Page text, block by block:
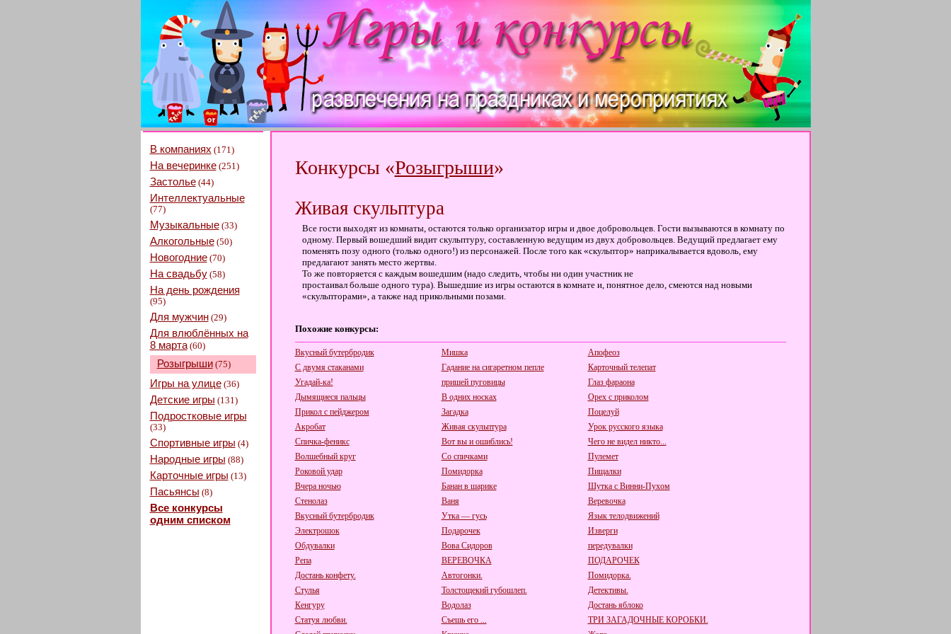
В компаниях (171)
На вечеринке(251)
Застолье(44)
Интеллектуальные
(77)
Музыкальные(33)
Алкогольные(50)
Новогодние(70)
На свадьбу(58)
На день рождения
(95)
Для мужчин(29)
Для влюблённых на
8 марта(60)
Розыгрыши(75)
Игры на улице(36)
Детские игры (131)
Подростковые игры
(33)
Спортивные игры (4)
Народные игры (88)
Карточные игры (13)
Пасьянсы (8)
Все конкурсы
одним списком
Конкурсы «Розыгрыши»
Живая скульптура
Все гости выходят из комнаты, остаются только организатор игры и двое добровольцев. Гости вызываются в комнату по
одному. Первый вошедший видит скульптуру, составленную ведущим из двух добровольцев. Ведущий предлагает ему
поменять позу одного (только одного!) из персонажей. После того как «скульптор» наприкалывается вдоволь, ему
предлагают занять место жертвы.
То же повторяется с каждым вошедшим (надо следить, чтобы ни один участник не
простаивал больше одного тура). Вышедшие из игры остаются в комнате и, понятное дело, смеются над новыми
«скульпторами», а также над прикольными позами.
Похожие конкурсы:
Вкусный бутербродик Мишка
Апофеоз
С двумя стаканами
Гадание на сигаретном пепле
Карточный телепат
Угадай-ка!
пришей пуговицы
Глаз фараона
Дымящиеся пальцы
В одних носках
Орех с приколом
Прикол с пейджером
Загадка
Поцелуй
Акробат
Живая скульптура
Урок русского языка
Спичка-феникс
Вот вы и ошиблись!
Чего не видел никто...
Волшебный круг
Со спичками
Пулемет
Роковой удар
Помидорка
Пищалки
Вчера ночью
Банан в шарике
Шутка с Винни-Пухом
Стенолаз
Ваня
Веревочка
Вкусный бутербродик
Утка — гусь
Язык телодвижений
Электрошок
Подарочек
Изверги
Обдувалки
Вова Сидоров
передувалки
Репа
ВЕРЕВОЧКА
ПОДАРОЧЕК
Достань конфету.
Автогонки.
Помидорка.
Стулья
Толстощекий губошлеп.
Детективы.
Кенгуру
Водолаз
Достань яблоко
Статуя любви.
Съешь его ...
ТРИ ЗАГАДОЧНЫЕ КОРОБКИ.